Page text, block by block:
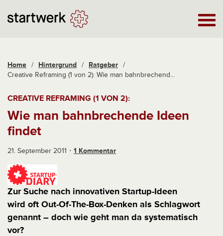
Home / Hintergrund / Ratgeber /
Creative Reframing (1 von 2): Wie man bahnbrechend...
CREATIVE REFRAMING (1 VON 2):
Wie man bahnbrechende Ideen
findet
21. September 2011 1 Kommentar
Zur Suche nach innovativen Startup-Ideen
wird oft Out-Of-The-Box-Denken als Schlagwort
genannt – doch wie geht man da systematisch
vor?